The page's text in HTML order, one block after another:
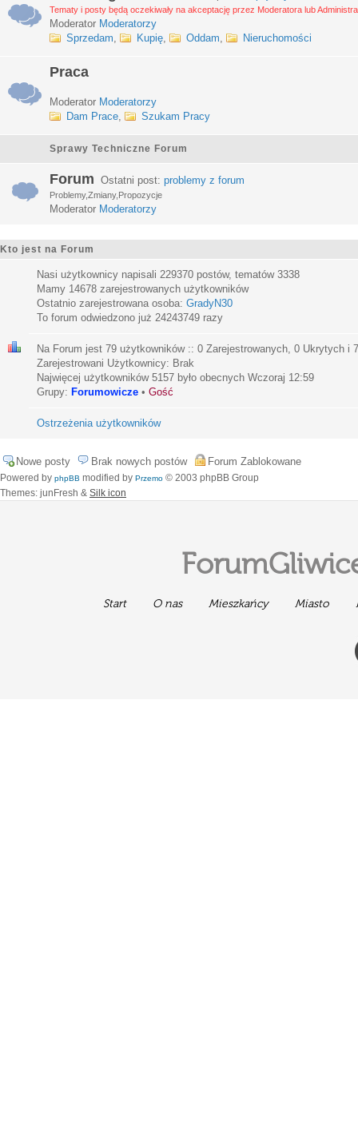
Tematy i posty będą oczekiwały na akceptację przez Moderatora lub
Moderator Moderatorzy
Sprzedam, Kupię, Oddam, Nieruchomości
Praca
Moderator Moderatorzy
Dam Prace, Szukam Pracy
Sprawy Techniczne Forum
Forum Ostatni post: problemy z forum
Problemy,Zmiany,Propozycje
Moderator Moderatorzy
Kto jest na Forum
Nasi użytkownicy napisali 229370 postów, tematów 3338
Mamy 14678 zarejestrowanych użytkowników
Ostatnio zarejestrowana osoba: GradyN30
To forum odwiedzono już 24243749 razy
Na Forum jest 79 użytkowników :: 0 Zarejestrowanych, 0 Ukrytych i
Zarejestrowani Użytkownicy: Brak
Najwięcej użytkowników 5157 było obecnych Wczoraj 12:59
Grupy: Forumowicze • Gość
Ostrzeżenia użytkowników
Nowe posty Brak nowych postów Forum Zablokowane
Powered by phpBB modified by Przemo © 2003 phpBB Group
Themes: junFresh & Silk icon
Start O nas Mieszkańcy Miasto